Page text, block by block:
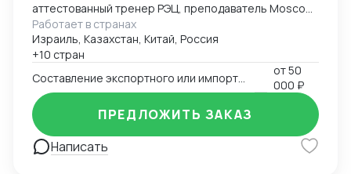
аттестованный тренер РЭЦ, преподаватель Moscow
Digital School. Неоднократно признана одним из
лучших юристов по ВЭД рейтингом юристов России
Право.ру-300, Коммерсантъ. Деятельность фирмы
"ВЕД" по направлению ВЭД отмечена Forbes Legal.
Работает в странах
Израиль, Казахстан, Китай, Россия
+10 стран
от50
000 ₽
Написать
ПРЕДЛОЖИТЬ ЗАКАЗ